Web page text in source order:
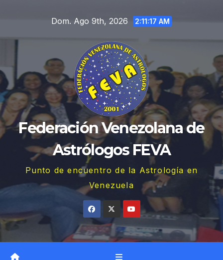
contenido
Dom. Ago 9th, 2026 2:11:18 AM
Federación Venezolana de
Astrólogos FEVA
Punto de encuentro de la Astrología en
Venezuela